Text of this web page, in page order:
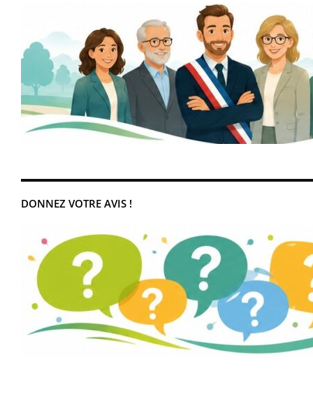
DONNEZ VOTRE AVIS !